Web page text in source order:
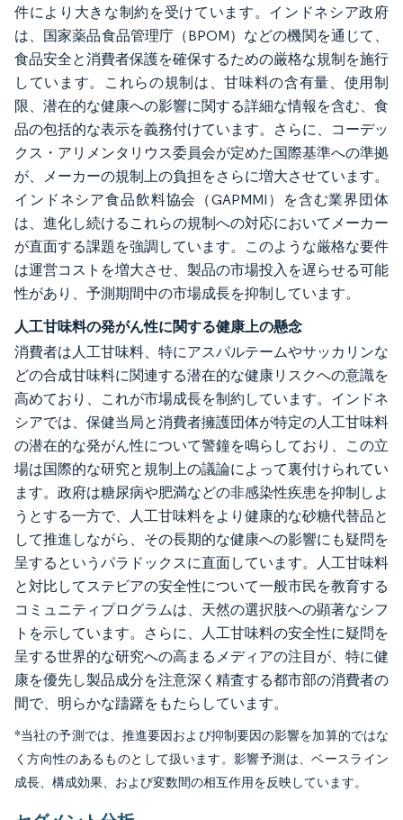
件により大きな制約を受けています。インドネシア政府
は、国家薬品食品管理庁（BPOM）などの機関を通じて、
食品安全と消費者保護を確保するための厳格な規制を施行
しています。これらの規制は、甘味料の含有量、使用制
限、潜在的な健康への影響に関する詳細な情報を含む、食
品の包括的な表示を義務付けています。さらに、コーデッ
クス・アリメンタリウス委員会が定めた国際基準への準拠
が、メーカーの規制上の負担をさらに増大させています。
インドネシア食品飲料協会（GAPMMI）を含む業界団体
は、進化し続けるこれらの規制への対応においてメーカー
が直面する課題を強調しています。このような厳格な要件
は運営コストを増大させ、製品の市場投入を遅らせる可能
性があり、予測期間中の市場成長を抑制しています。
人工甘味料の発がん性に関する健康上の懸念
消費者は人工甘味料、特にアスパルテームやサッカリンな
どの合成甘味料に関連する潜在的な健康リスクへの意識を
高めており、これが市場成長を制約しています。インドネ
シアでは、保健当局と消費者擁護団体が特定の人工甘味料
の潜在的な発がん性について警鐘を鳴らしており、この立
場は国際的な研究と規制上の議論によって裏付けられてい
ます。政府は糖尿病や肥満などの非感染性疾患を抑制しよ
うとする一方で、人工甘味料をより健康的な砂糖代替品と
して推進しながら、その長期的な健康への影響にも疑問を
呈するというパラドックスに直面しています。人工甘味料
と対比してステビアの安全性について一般市民を教育する
コミュニティプログラムは、天然の選択肢への顕著なシフ
トを示しています。さらに、人工甘味料の安全性に疑問を
呈する世界的な研究への高まるメディアの注目が、特に健
康を優先し製品成分を注意深く精査する都市部の消費者の
間で、明らかな躊躇をもたらしています。
*当社の予測では、推進要因および抑制要因の影響を加算的ではな
く方向性のあるものとして扱います。影響予測は、ベースライン
成長、構成効果、および変数間の相互作用を反映しています。